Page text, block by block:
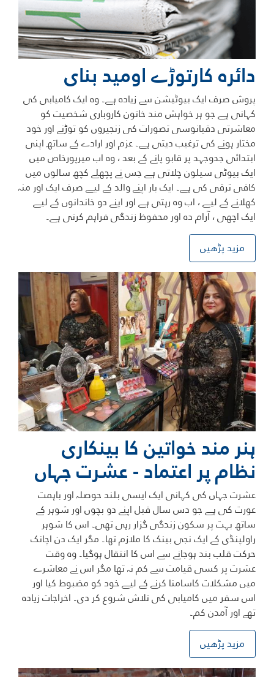
دائرہ کارتوڑے اوميد بنای
پروش صرف ایک بیوٹیشن سے زیادہ ہے۔ وہ ایک کامیابی کی
کہانی ہے جو ہر خواہش مند خاتون کاروباری شخصیت کو
معاشرتی دقیانوسی تصورات کی زنجیروں کو توڑنے اور خود
مختار ہونے کی ترغیب دیتی ہے۔ عزم اور ارادے کے ساتھ اپنی
ابتدائی جدوجہد پر قابو پانے کے بعد ، وہ اب میرپورخاص میں
ایک بیوٹی سیلون چلاتی ہے جس نے پچھلے کچھ سالوں میں
کافی ترقی کی ہے۔ ایک بار اپنے والد کے لیے صرف ایک اور منہ
کھلانے کے لیے ، اب وہ رہتی ہے اور اپنے دو خاندانوں کے لیے
ایک اچھی ، آرام دہ اور محفوظ زندگی فراہم کرتی ہے۔
مزید پڑھیں
ہنر مند خواتین کا بینکاری
نظام پر اعتماد - عشرت جہاں
عشرت جہاں کی کہانی ایک ایسی بلند حوصلہ اور باہمت
عورت کی ہے جو دس سال قبل اپنے دو بچوں اور شوہر کے
ساتھ بہت پر سکون زندگی گزار رہی تھی۔ اس کا شوہر
راولپنڈی کے ایک نجی بینک کا ملازم تھا۔ مگر ایک دن اچانک
حرکت قلب بند ہوجانے سے اس کا انتقال ہوگیا۔ وہ وقت
عشرت پر کسی قیامت سے کم نہ تھا مگر اس نے معاشرے
میں مشکلات کاسامنا کرنے کے لیے خود کو مضبوط کیا اور
اس سفر میں کامیابی کی تلاش شروع کر دی۔ اخراجات زیادہ
تھے اور آمدن کم۔
مزید پڑھیں